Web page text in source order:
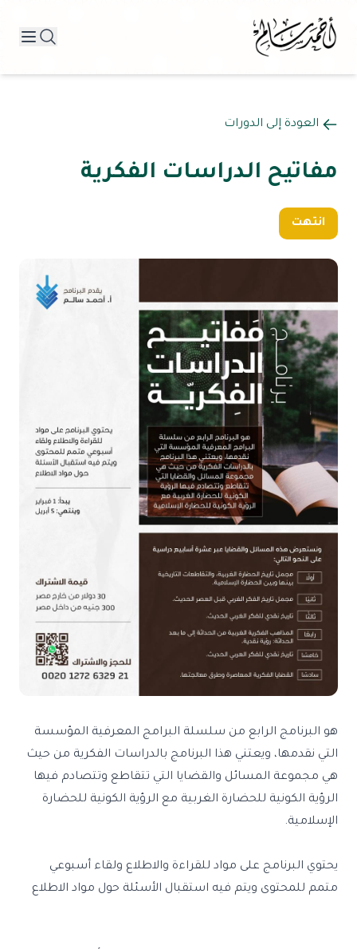
العودة إلى الدورات
مفاتيح الدراسات الفكرية
انتهت
هو البرنامج الرابع من سلسلة البرامج المعرفية المؤسسة
التي نقدمها، ويعتني هذا البرنامج بالدراسات الفكرية من حيث
هي مجموعة المسائل والقضايا التي تتقاطع وتتصادم فيها
الرؤية الكونية للحضارة الغربية مع الرؤية الكونية للحضارة
الإسلامية.
يحتوي البرنامج على مواد للقراءة والاطلاع ولقاء أسبوعي
متمم للمحتوى ويتم فيه استقبال الأسئلة حول مواد الاطلاع